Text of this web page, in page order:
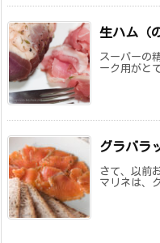
生ハム（
スーパーの
ーク用がと
グラバラ
さて、以前
マリネは、